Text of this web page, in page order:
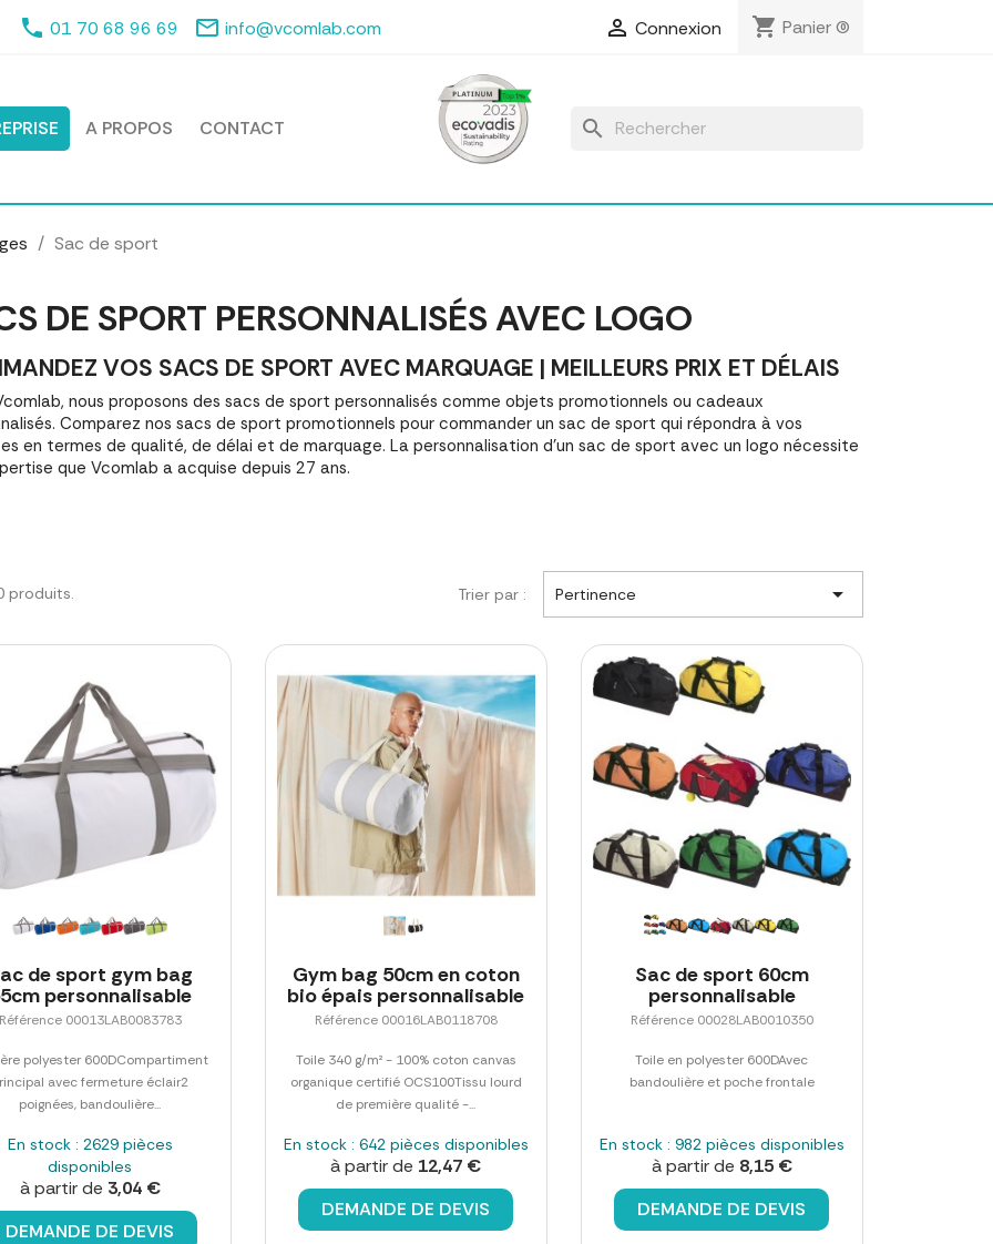
phone 01 70 68 96 69 mail_outline info@vcomlab.com  Connexion shopping_cart Panier(0)
A PROPOS CONTACT search
Sac de sport
DE SPORT PERSONNALISÉS AVEC LOGO
VOS SACS DE SPORT AVEC MARQUAGE | MEILLEURS PRIX ET DÉLAIS
nous proposons des sacs de sport personnalisés comme objets promotionnels ou cadeaux
Comparez nos sacs de sport promotionnels pour commander un sac de sport qui répondra à vos
en termes de qualité, de délai et de marquage. La personnalisation d'un sac de sport avec un logo nécessite
que Vcomlab a acquise depuis 27 ans.
produits. Trier par : Pertinence 
de sport gym bag
personnalisable
00013LAB0083783
polyester 600DCompartiment
avec fermeture éclair2
poignées, bandoulière...
En stock : 2629 pièces
disponibles
à partir de 3,04 €
DEMANDE DE DEVIS
Gym bag 50cm en coton
bio épais personnalisable
Référence 00016LAB0118708
Toile 340 g/m² - 100% coton canvas
organique certifié OCS100Tissu lourd
de première qualité -...
En stock : 642 pièces disponibles
à partir de 12,47 €
DEMANDE DE DEVIS
Sac de sport 60cm
personnalisable
Référence 00028LAB0010350
Toile en polyester 600DAvec
bandoulière et poche frontale
En stock : 982 pièces disponibles
à partir de 8,15 €
DEMANDE DE DEVIS